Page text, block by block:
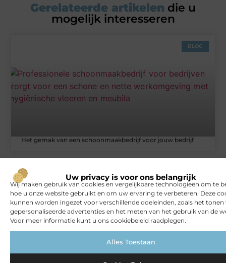
Uw privacy is voor ons belangrijk
Wij maken gebruik van cookies en vergelijkbare technologieën om te
hoe u onze website gebruikt en om uw ervaring te verbeteren. Deze
kunnen worden ingezet voor verschillende doeleinden, zoals het tonen
gepersonaliseerde advertenties en het meten van het gebruik van de
Voor meer informatie kunt u ons cookiebeleid raadplegen.
Alles Toestaan
Gerelateerde artikelen die u
mogelijk interesseren
BLOG
Het gemak van een schoonmaakbedrijf voor jouw bedrijf
ZAKELIJK